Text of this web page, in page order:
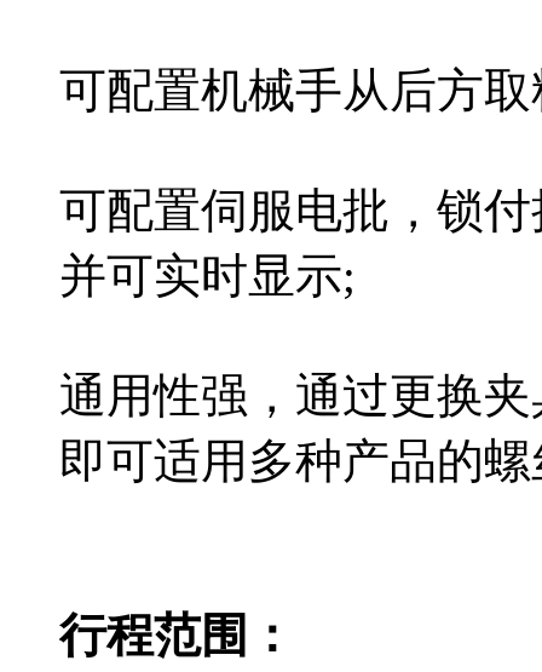
可配置机械手从后方
可配置伺服电批，锁
并可实时显示;
通用性强，通过更换
即可适用多种产品的
行程范围：